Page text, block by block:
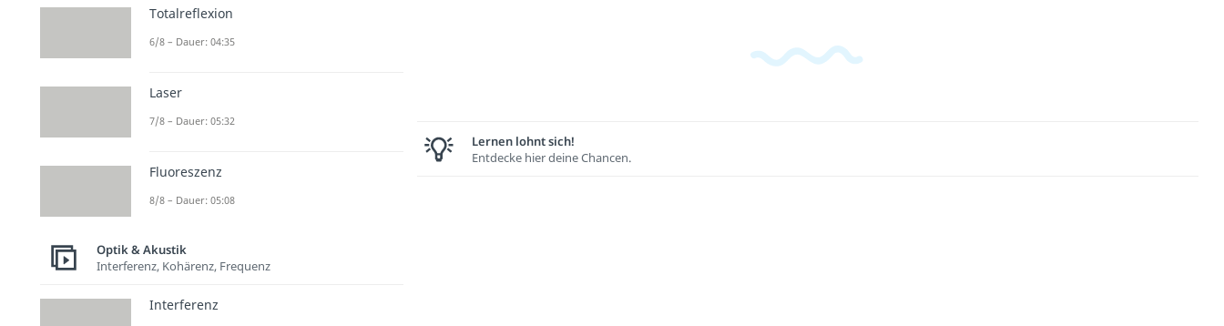
Lernen lohnt sich!
Entdecke hier deine Chancen.
Totalreflexion
6/8 – Dauer: 04:35
Laser
7/8 – Dauer: 05:32
Fluoreszenz
8/8 – Dauer: 05:08
Optik & Akustik
Interferenz, Kohärenz, Frequenz
Interferenz